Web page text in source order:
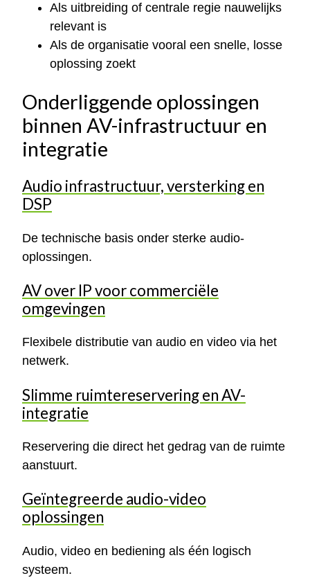
Als uitbreiding of centrale regie nauwelijks
relevant is
Als de organisatie vooral een snelle, losse
oplossing zoekt
Onderliggende oplossingen
binnen AV-infrastructuur en
integratie
Audio infrastructuur, versterking en
DSP
De technische basis onder sterke audio-
oplossingen.
AV over IP voor commerciële
omgevingen
Flexibele distributie van audio en video via het
netwerk.
Slimme ruimtereservering en AV-
integratie
Reservering die direct het gedrag van de ruimte
aanstuurt.
Geïntegreerde audio-video
oplossingen
Audio, video en bediening als één logisch
systeem.